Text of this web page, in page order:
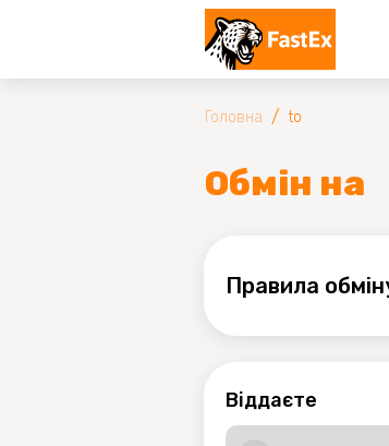
Головна / to
Обмін на
Віддаєте
Правила